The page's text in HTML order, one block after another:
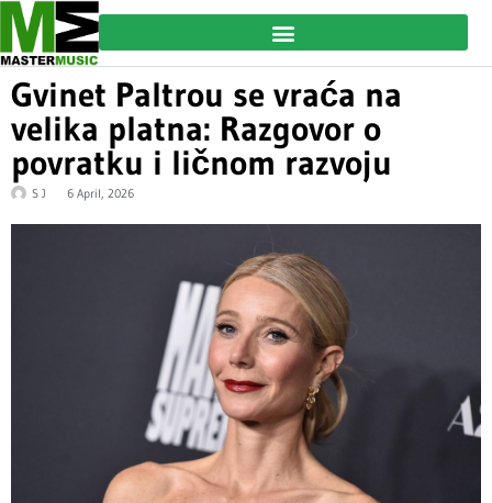
Gvinet Paltrou se vraća na
velika platna: Razgovor o
povratku i ličnom razvoju
S J 6 April, 2026